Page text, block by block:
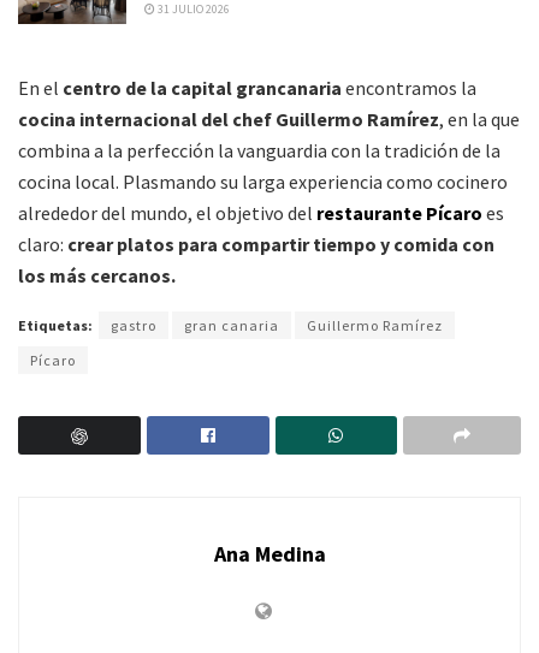
31 JULIO 2026
En el centro de la capital grancanaria encontramos la
cocina internacional del chef Guillermo Ramírez, en la que
combina a la perfección la vanguardia con la tradición de la
cocina local. Plasmando su larga experiencia como cocinero
alrededor del mundo, el objetivo del restaurante Pícaro es
claro: crear platos para compartir tiempo y comida con
los más cercanos.
Etiquetas: gastro gran canaria
Guillermo Ramírez
Pícaro
Ana Medina